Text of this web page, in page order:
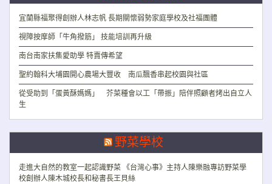
宜蘭縣福聚得創辦人林志帆 長期關懷弱勢家庭學校及社福團體
視障按摩師「牛角撥筋」 技能培訓再升級
南台南家扶集愛助學 特賣傳希望
聖約翰科大埔園開心農場大豐收 南瓜飄香串起校園與社區
從受助到「蛋黃酥媽媽」 芥菜種會以工「帶振」陪伴照顧者烤出自立人
生
野菜學校
走進大自然的教室一起認識野菜 《台灣心事》主持人陳樂融專訪野菜學
校創辦人陳木城校長和秘書長王貝絲